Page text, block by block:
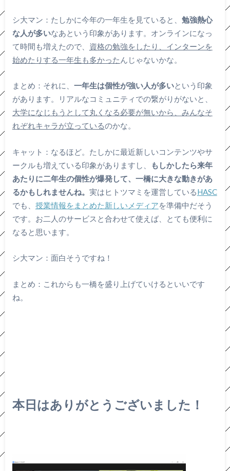
シ大マン：たしかに今年の一年生を見ていると、 勉強熱心
な人が多いなあという印象があります。オンラインになっ
て時間も増えたので、 資格の勉強をしたり、インターンを
始めたりする一年生も多かった んじゃないかな。
まとめ：それに、 一年生は個性が強い人が多いという印象
があります。リアルなコミュニティでの繋がりがないと、
大学になじもうとして丸くなる必要が無いから、みんなそ
れぞれキャラが立っているのかな。
キャット：なるほど。たしかに最近新しいコンテンツやサ
ークルも増えている印象がありますし、
もしかしたら来年
あたりに二年生の個性が爆発して、一橋に大きな動きがあ
るかもしれませんね。 実はヒトツマミを運営しているHASC
でも、 授業情報をまとめた新しいメディアを準備中だそう
です。お二人のサービスと合わせて使えば、とても便利に
なると思います。
シ大マン：面白そうですね！
まとめ：これからも一橋を盛り上げていけるといいです
ね。
本日はありがとうございました！